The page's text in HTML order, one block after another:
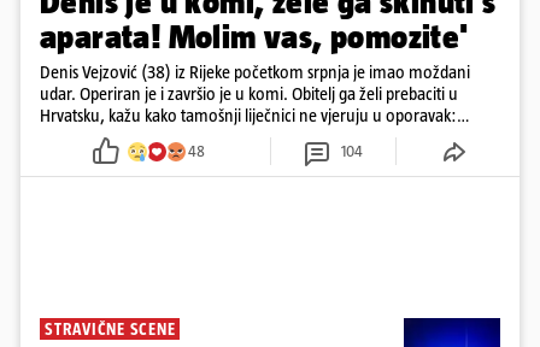
aparata! Molim vas, pomozite'
Denis Vejzović (38) iz Rijeke početkom srpnja je imao moždani
udar. Operiran je i završio je u komi. Obitelj ga želi prebaciti u
Hrvatsku, kažu kako tamošnji liječnici ne vjeruju u oporavak:
'Imamo 72 sata'
48 104
STRAVIČNE SCENE